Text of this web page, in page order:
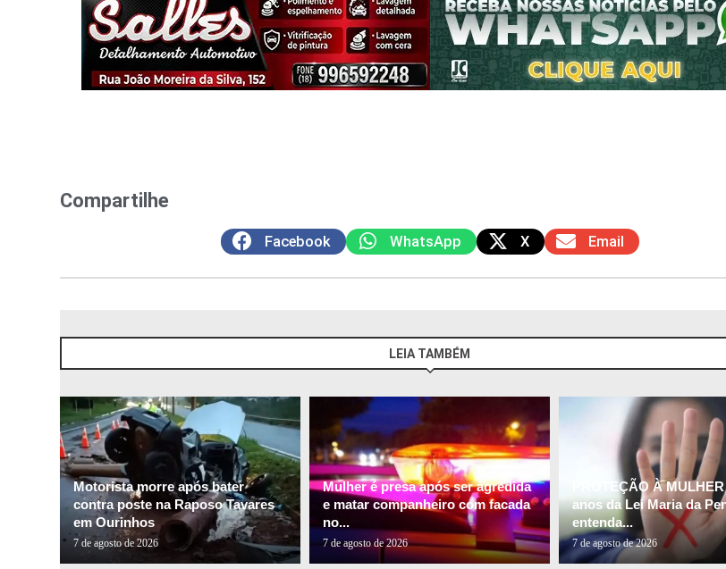
Compartilhe
Facebook WhatsApp X Email
LEIA TAMBÉM
Motorista morre após bater
contra poste na Raposo Tavares
em Ourinhos
7 de agosto de 2026
Mulher é presa após ser agredida
e matar companheiro com facada
no...
7 de agosto de 2026
PROTEÇÃO À
anos da Lei Maria da
entenda...
7 de agosto de 2026